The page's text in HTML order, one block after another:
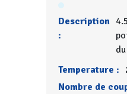
Description
:
Temperature :
Nombre de